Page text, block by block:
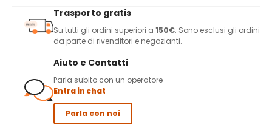
Trasporto gratis
Su tutti gli ordini superiori a 150€. Sono esclusi gli ordini
da parte di rivenditori e negozianti.
Aiuto e Contatti
Parla subito con un operatore
Entra in chat
Parla con noi